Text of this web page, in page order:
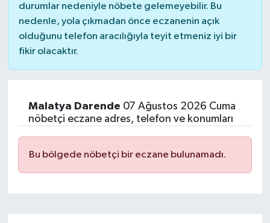
durumlar nedeniyle nöbete gelemeyebilir. Bu
nedenle, yola çıkmadan önce eczanenin açık
olduğunu telefon aracılığıyla teyit etmeniz iyi bir
fikir olacaktır.
Malatya Darende 07 Ağustos 2026 Cuma
nöbetçi eczane adres, telefon ve konumları
Bu bölgede nöbetçi bir eczane bulunamadı.
EKONOMİ
Erdek
Gömeç
Havran
İvrindi